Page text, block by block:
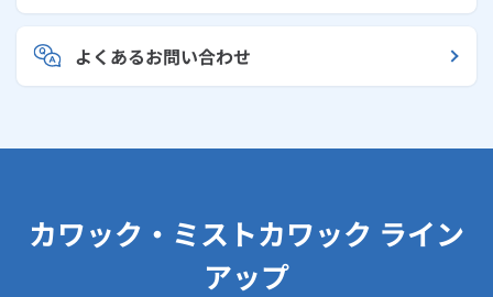
よくあるお問い合わせ
カワック・ミストカワック ライン
アップ